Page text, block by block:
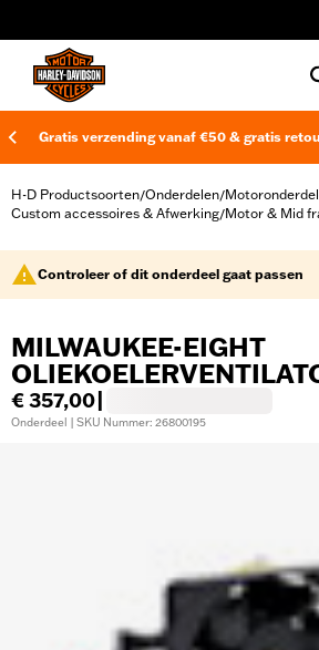
Gratis verzending vanaf €50 & gratis
H-D Productsoorten/Onderdelen/
Custom accessoires & Afwerking/Motor & Mid
Controleer of dit onderdeel gaat passen
MILWAUKEE-EIGHT
€ 357,00
Onderdeel | SKU Nummer: 26800195